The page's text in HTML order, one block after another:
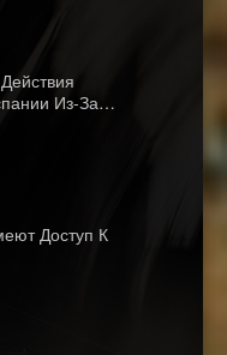
Из-За…
Доступ К